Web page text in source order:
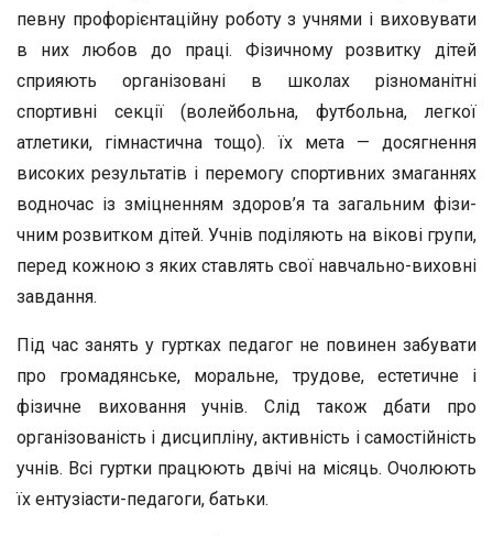
певну профорієнтаційну роботу з учнями і виховувати
в них лю­бов до праці. Фізичному розвитку дітей
сприяють організо­вані в школах різноманітні
спортивні секції (волейбольна, футбольна, легкої
атлетики, гімнастична тощо). їх мета — досягнення
високих результатів і перемогу спортивних зма­ганнях
водночас із зміцненням здоров’я та загальним фізи­
чним розвитком дітей. Учнів поділяють на вікові групи,
перед кожною з яких ставлять свої навчально-виховні
за­вдання.
Під час занять у гуртках педагог не повинен забувати
про громадянське, моральне, трудове, естетичне і
фізичне вихо­вання учнів. Слід також дбати про
організованість і дисцип­ліну, активність і самостійність
учнів. Всі гуртки працюють двічі на місяць. Очолюють
їх ентузіасти-педагоги, батьки.